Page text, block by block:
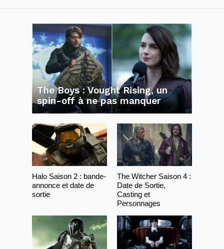
The Boys : Vought Rising, un
spin-off à ne pas manquer
Halo Saison 2 : bande-
annonce et date de
sortie
The Witcher Saison 4 :
Date de Sortie,
Casting et
Personnages